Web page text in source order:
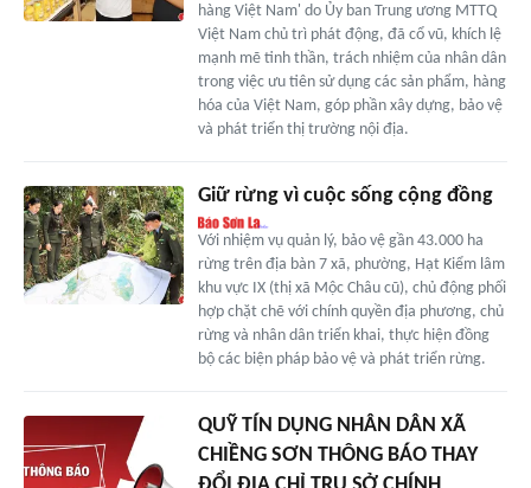
hàng Việt Nam' do Ủy ban Trung ương MTTQ
Việt Nam chủ trì phát động, đã cổ vũ, khích lệ
mạnh mẽ tinh thần, trách nhiệm của nhân dân
trong việc ưu tiên sử dụng các sản phẩm, hàng
hóa của Việt Nam, góp phần xây dựng, bảo vệ
và phát triển thị trường nội địa.
Giữ rừng vì cuộc sống cộng đồng
Với nhiệm vụ quản lý, bảo vệ gần 43.000 ha
rừng trên địa bàn 7 xã, phường, Hạt Kiểm lâm
khu vực IX (thị xã Mộc Châu cũ), chủ động phối
hợp chặt chẽ với chính quyền địa phương, chủ
rừng và nhân dân triển khai, thực hiện đồng
bộ các biện pháp bảo vệ và phát triển rừng.
QUỸ TÍN DỤNG NHÂN DÂN XÃ
CHIỀNG SƠN THÔNG BÁO THAY